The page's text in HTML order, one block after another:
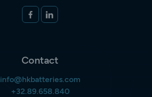
Volg ons op
FACEBOOKLINKEDIN
Contact
info@hkbatteries.com
+32.89.658.840